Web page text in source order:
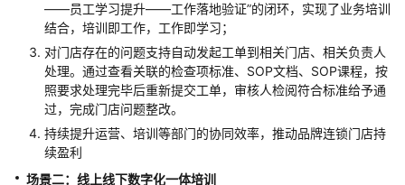
决
方
案
华
为
——员工学习提升——工作落地验证”的闭环，实现了业务培训
结合，培训即工作，工作即学习；
对门店存在的问题支持自动发起工单到相关门店、相关负责人
处理。通过查看关联的检查项标准、SOP文档、SOP课程，按
照要求处理完毕后重新提交工单，审核人检阅符合标准给予通
过，完成门店问题整改。
持续提升运营、培训等部门的协同效率，推动品牌连锁门店持
续盈利
场景二：线上线下数字化一体培训